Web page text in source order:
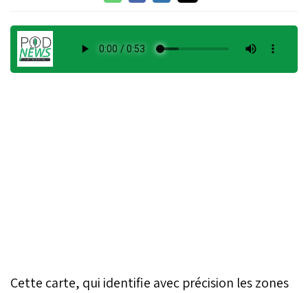
Cette carte, qui identifie avec précision les zones